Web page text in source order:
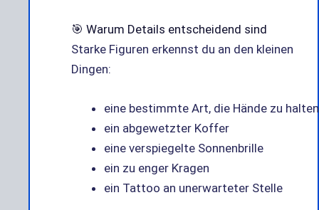
🎯 Warum Details entscheidend sind
Starke Figuren erkennst du an den kleinen
Dingen:
eine bestimmte Art, die Hände zu halten
ein abgewetzter Koffer
eine verspiegelte Sonnenbrille
ein zu enger Kragen
ein Tattoo an unerwarteter Stelle